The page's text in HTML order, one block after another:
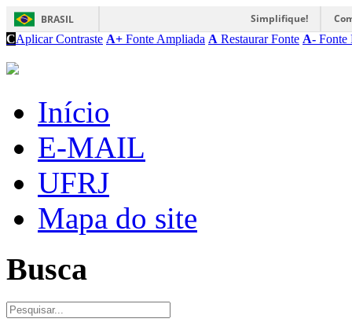
BRASIL Simplifique!
CAplicar Contraste A+ Fonte Ampliada A Restaurar Fonte A- Fonte
Início
E-MAIL
UFRJ
Mapa do site
Busca